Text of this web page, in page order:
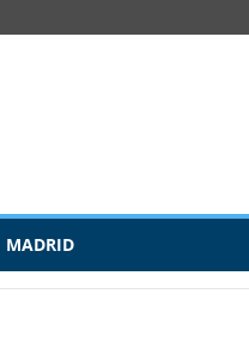
MADRID